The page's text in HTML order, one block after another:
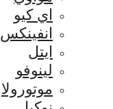
اي كيو
انفينكس
ايتل
لينوفو
موتورولا